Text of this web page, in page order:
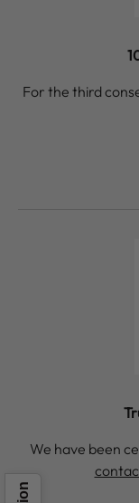
For the third
We have been